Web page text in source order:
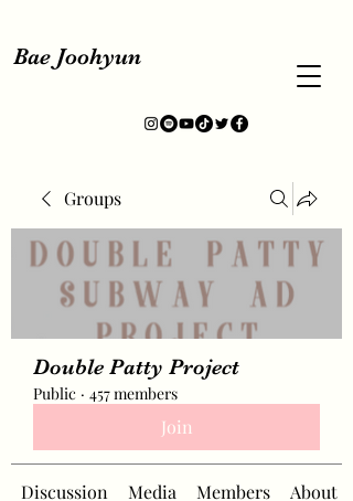
Bae Joohyun
Groups
Double Patty Project
Public · 457 members
Join
Discussion Media Members About